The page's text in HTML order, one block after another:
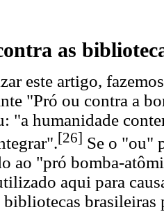
as
este artigo,
"Pró ou contra a
"a humanidade
[26] Se o "ou"
ao "pró bomba-
aqui para
brasileiras